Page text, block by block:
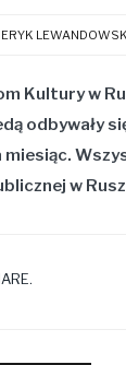
ERYK
Kultury w
odbywały
miesiąc.
w